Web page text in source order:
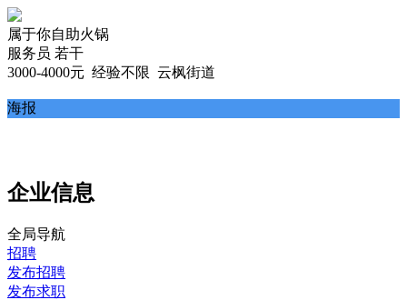
属于你自助火锅
服务员 若干
3000-4000元 经验不限 云枫街道
海报
企业信息
全局导航
招聘
发布招聘
发布求职